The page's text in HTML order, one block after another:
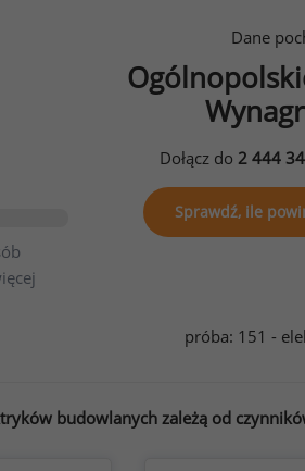
Dane
Dołącz do 2 444
Sprawdź, ile
próba: 151 -
budowlanych zależą od